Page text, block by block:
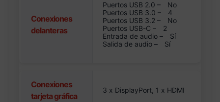
Conexiones
delanteras
Puertos USB 2.0 –
No
Puertos USB 3.0 –
4
Puertos USB 3.2 –
No
Puertos USB-C –
2
Entrada de audio –
Sí
Salida de audio –
Sí
Conexiones
tarjeta gráfica
3 x DisplayPort, 1 x HDMI